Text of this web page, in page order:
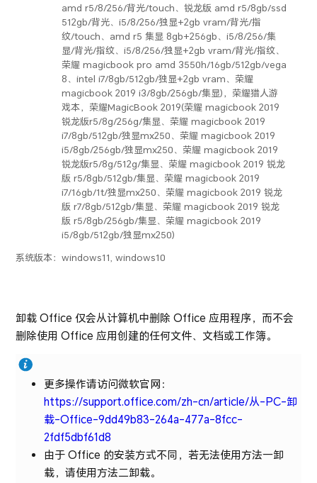
amd r5/8/256/背光/touch、锐龙版 amd r5/8gb/ssd
512gb/背光、i5/8/256/独显+2gb vram/背光/指
纹/touch、amd r5 集显 8gb+256gb、i5/8/256/集
显/背光/指纹、i5/8/256/独显+2gb vram/背光/指纹、
荣耀 magicbook pro amd 3550h/16gb/512gb/vega
8、intel i7/8gb/512gb/独显+2gb vram、荣耀
magicbook 2019 i3/8gb/256gb/集显)，荣耀猎人游
戏本，荣耀MagicBook 2019(荣耀 magicbook 2019
锐龙版r5/8g/256g/集显、荣耀 magicbook 2019
i7/8gb/512gb/独显mx250、荣耀 magicbook 2019
i5/8gb/256gb/独显mx250、荣耀 magicbook 2019
锐龙版r5/8g/512g/集显、荣耀 magicbook 2019 锐龙
版 r5/8gb/512gb/集显、荣耀 magicbook 2019
i7/16gb/1t/独显mx250、荣耀 magicbook 2019 锐龙
版 r7/8gb/512gb/集显、荣耀 magicbook 2019 锐龙
版 r5/8gb/256gb/集显、荣耀 magicbook 2019
i5/8gb/512gb/独显mx250)
系统版本：windows11, windows10
卸载 Office 仅会从计算机中删除 Office 应用程序，而不会
删除使用 Office 应用创建的任何文件、文档或工作簿。
更多操作请访问微软官网：
https://support.office.com/zh-cn/article/从-PC-卸
载-Office-9dd49b83-264a-477a-8fcc-
2fdf5dbf61d8
由于 Office 的安装方式不同，若无法使用方法一卸
载，请使用方法二卸载。